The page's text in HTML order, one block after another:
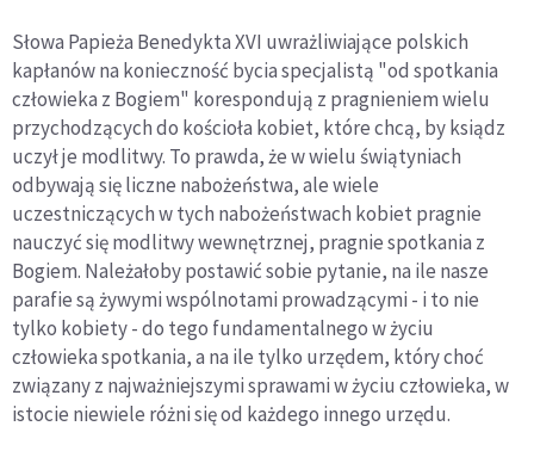
Słowa Papieża Benedykta XVI uwrażliwiające polskich
kapłanów na konieczność bycia specjalistą "od spotkania
człowieka z Bogiem" korespondują z pragnieniem wielu
przychodzących do kościoła kobiet, które chcą, by ksiądz
uczył je modlitwy. To prawda, że w wielu świątyniach
odbywają się liczne nabożeństwa, ale wiele
uczestniczących w tych nabożeństwach kobiet pragnie
nauczyć się modlitwy wewnętrznej, pragnie spotkania z
Bogiem. Należałoby postawić sobie pytanie, na ile nasze
parafie są żywymi wspólnotami prowadzącymi - i to nie
tylko kobiety - do tego fundamentalnego w życiu
człowieka spotkania, a na ile tylko urzędem, który choć
związany z najważniejszymi sprawami w życiu człowieka, w
istocie niewiele różni się od każdego innego urzędu.